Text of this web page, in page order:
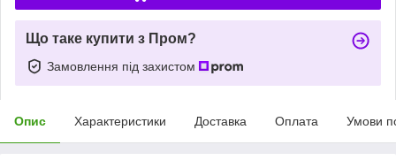
Що таке купити з Пром?
Замовлення під захистом
Опис Характеристики Доставка Оплата Умови